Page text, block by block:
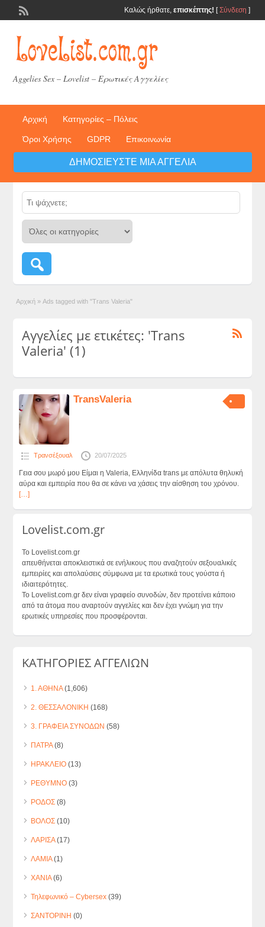
Καλώς ήρθατε, επισκέπτης! [Σύνδεση ]
Aggelies Sex – Lovelist – Ερωτικές Αγγελίες
Αρχική Κατηγορίες – Πόλεις
Όροι Χρήσης GDPR Επικοινωνία
ΔΗΜΟΣΙΕΎΣΤΕ ΜΙΑ ΑΓΓΕΛΊΑ
Αρχική » Ads tagged with "Trans Valeria"
Αγγελίες με ετικέτες: 'Trans
Valeria' (1)
TransValeria
Τρανσέξουαλ 20/07/2025
Γεια σου μωρό μου Είμαι η Valeria, Ελληνίδα trans με απόλυτα θηλυκή
αύρα και εμπειρία που θα σε κάνει να χάσεις την αίσθηση του χρόνου.
[…]
Lovelist.com.gr
Το Lovelist.com.gr
απευθήνεται αποκλειστικά σε ενήλικους που αναζητούν σεξουαλικές
εμπειρίες και απολαύσεις σύμφωνα με τα ερωτικά τους γούστα ή
ιδιαιτερότητες.
Το Lovelist.com.gr δεν είναι γραφείο συνοδών, δεν προτείνει κάποιο
από τα άτομα που αναρτούν αγγελίες και δεν έχει γνώμη για την
ερωτικές υπηρεσίες που προσφέρονται.
ΚΑΤΗΓΟΡΙΕΣ ΑΓΓΕΛΙΩΝ
1. ΑΘΗΝΑ(1,606)
2. ΘΕΣΣΑΛΟΝΙΚΗ (168)
3. ΓΡΑΦΕΙΑ ΣΥΝΟΔΩΝ (58)
ΠΑΤΡΑ(8)
ΗΡΑΚΛΕΙΟ (13)
ΡΕΘΥΜΝΟ (3)
ΡΟΔΟΣ (8)
ΒΟΛΟΣ (10)
ΛΑΡΙΣΑ(17)
ΛΑΜΙΑ(1)
ΧΑΝΙΑ(6)
Τηλεφωνικό – Cybersex (39)
ΣΑΝΤΟΡΙΝΗ (0)